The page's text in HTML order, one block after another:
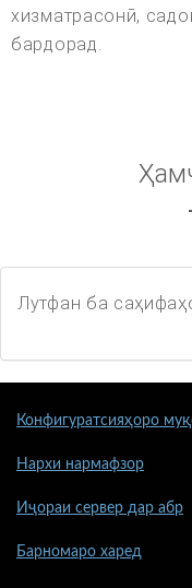
хизматрасонӣ,
бардорад.
Лутфан ба
Конфигуратсияҳоро
Нархи нармафзор
Иҷораи сервер дар абр
Барномаро харед